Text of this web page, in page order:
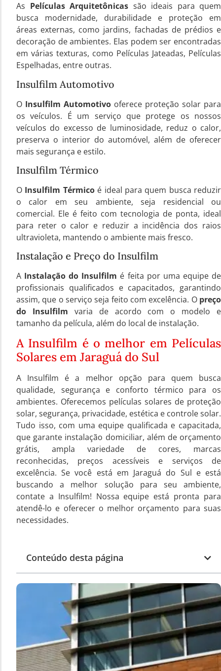
As Películas Arquitetônicas são ideais para quem
busca modernidade, durabilidade e proteção em
áreas externas, como jardins, fachadas de prédios e
decoração de ambientes. Elas podem ser encontradas
em várias texturas, como Películas Jateadas, Películas
Espelhadas, entre outras.
Insulfilm Automotivo
O Insulfilm Automotivo oferece proteção solar para
os veículos. É um serviço que protege os nossos
veículos do excesso de luminosidade, reduz o calor,
preserva o interior do automóvel, além de oferecer
mais segurança e estilo.
Insulfilm Térmico
O Insulfilm Térmicoé ideal para quem busca reduzir
o calor em seu ambiente, seja residencial ou
comercial. Ele é feito com tecnologia de ponta, ideal
para reter o calor e reduzir a incidência dos raios
ultravioleta, mantendo o ambiente mais fresco.
Instalação e Preço do Insulfilm
A Instalação do Insulfilm é feita por uma equipe de
profissionais qualificados e capacitados, garantindo
assim, que o serviço seja feito com excelência. O preço
do Insulfilm varia de acordo com o modelo e
tamanho da película, além do local de instalação.
A Insulfilm é o melhor em Películas
Solares em Jaraguá do Sul
A Insulfilm é a melhor opção para quem busca
qualidade, segurança e conforto térmico para os
ambientes. Oferecemos películas solares de proteção
solar, segurança, privacidade, estética e controle solar.
Tudo isso, com uma equipe qualificada e capacitada,
que garante instalação domiciliar, além de orçamento
grátis, ampla variedade de cores, marcas
reconhecidas, preços acessíveis e serviços de
excelência. Se você está em Jaraguá do Sul e está
buscando a melhor solução para seu ambiente,
contate a Insulfilm! Nossa equipe está pronta para
atendê-lo e oferecer o melhor orçamento para suas
necessidades.
Conteúdo desta página